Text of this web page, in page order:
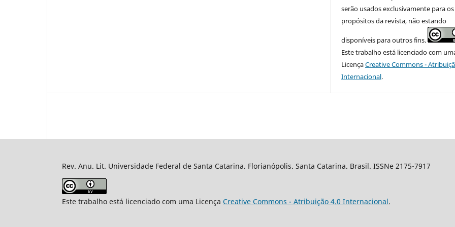
serão usados exclusivamente para os
propósitos da revista, não estando
disponíveis para outros fins.
Este trabalho está licenciado com
LicençaCreative Commons -
Internacional.
Rev. Anu. Lit. Universidade Federal de Santa Catarina. Florianópolis. Santa Catarina. Brasil. ISSNe 2175-7917
Este trabalho está licenciado com uma Licença Creative Commons - Atribuição 4.0 Internacional.